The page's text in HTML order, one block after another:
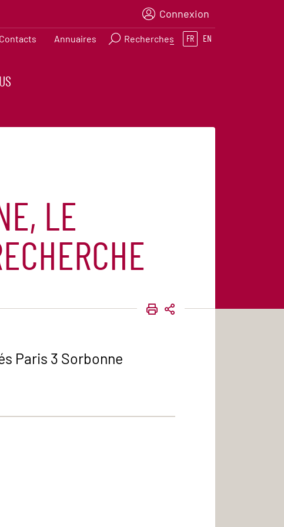
Connexion
Contacts Annuaires Recherches FR EN
LE
IMPRIMER
PARTAGER
Paris 3 Sorbonne